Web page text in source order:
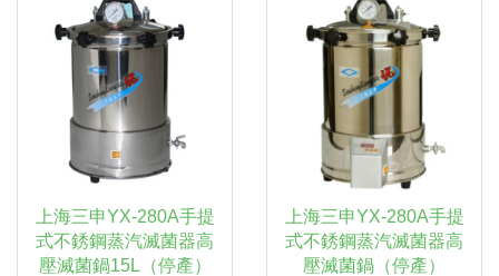
上海三申YX-280A手提
式不銹鋼蒸汽滅菌器高
壓滅菌鍋15L（停產）
上海三申YX-280A手提
式不銹鋼蒸汽滅菌器高
壓滅菌鍋（停產）